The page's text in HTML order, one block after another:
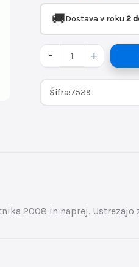
🚚Dostava v roku 2
-
>
Ø165
(spredaj/zadaj)
količina
+
Šifra:7539
2008 in naprej. Ustrezajo